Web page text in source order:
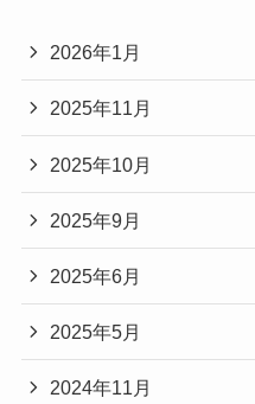
2026年1月
2025年11月
2025年10月
2025年9月
2025年6月
2025年5月
2024年11月